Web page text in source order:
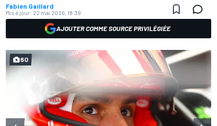
Fabien Gaillard
Mis à jour: 22 mai 2026, 18:39
AJOUTER COMME SOURCE PRIVILÉGIÉE
60